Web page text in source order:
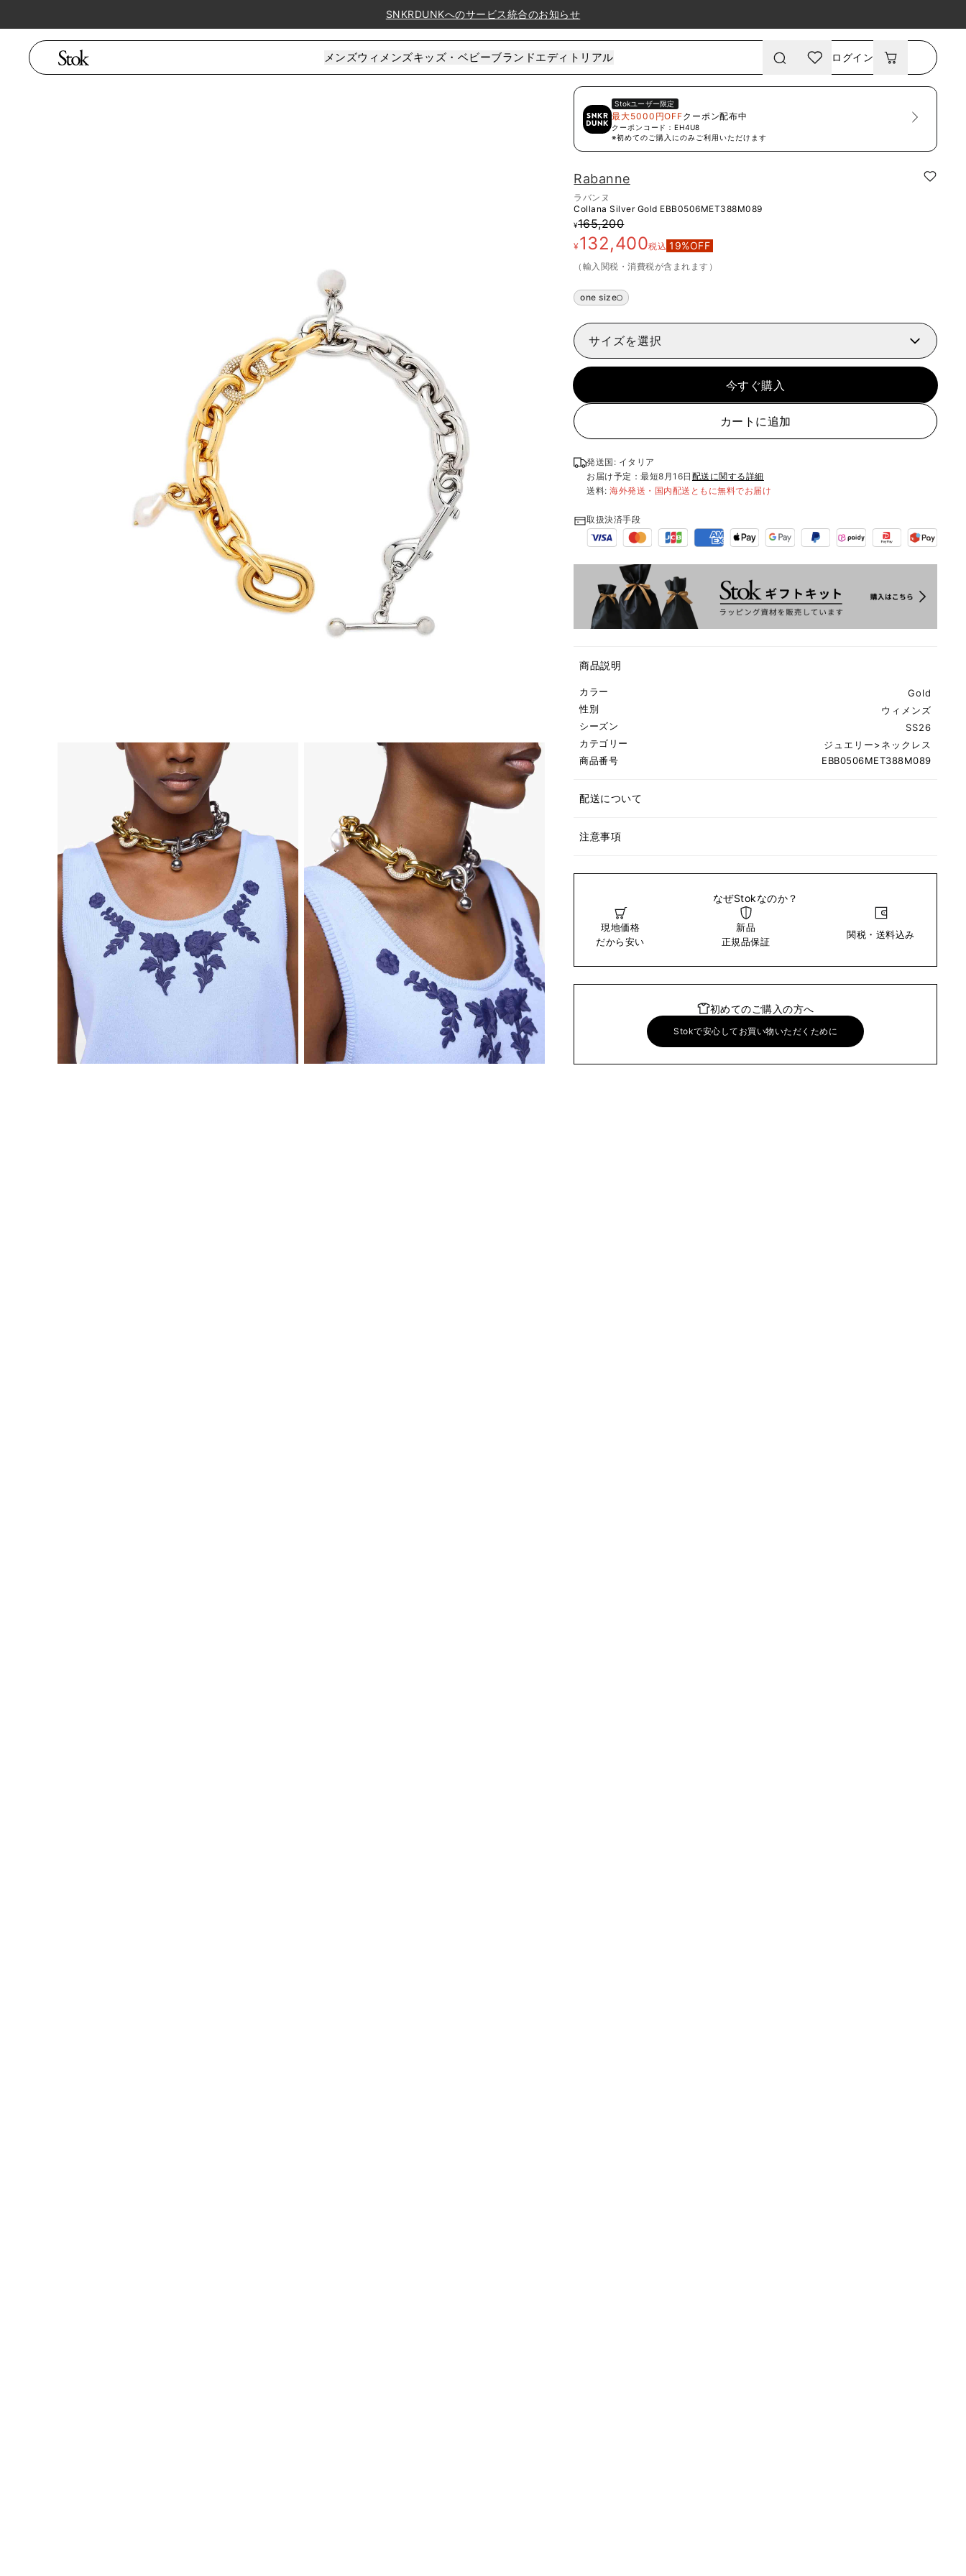
SNKRDUNKへのサービス統合のお知らせ
メンズウィメンズキッズ・ベビーブランドエディトリアル ログイン
Stokユーザー限定
最大5000円OFFクーポン配布中
クーポンコード： EH4U8
※初めてのご購入にのみご利用いただけます
Rabanne
ラバンヌ
Collana Silver Gold EBB0506MET388M089
¥165,200
¥132,400税込 19%OFF
（輸入関税・消費税が含まれます）
one size
サイズを選択
今すぐ購入
カートに追加
発送国: イタリア
お届け予定：最短8月16日 配送に関する詳細
送料:海外発送・国内配送ともに無料でお届け
取扱決済手段
商品説明
カラー
Gold
性別
ウィメンズ
シーズン
SS26
カテゴリー
ジュエリー>ネックレス
商品番号
EBB0506MET388M089
配送について
注意事項
なぜStokなのか？
現地価格
だから安い
新品
正規品保証
関税・送料込み
初めてのご購入の方へ
Stokで安心してお買い物いただくために